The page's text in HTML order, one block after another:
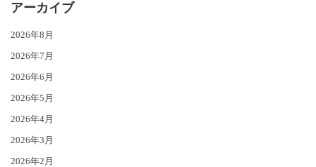
アーカイブ
2026年8月
2026年7月
2026年6月
2026年5月
2026年4月
2026年3月
2026年2月